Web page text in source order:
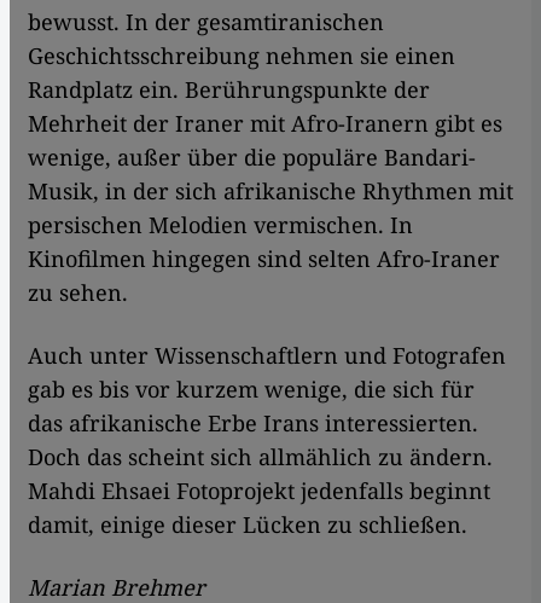
bewusst. In der gesamtiranischen
Geschichtsschreibung nehmen sie einen
Randplatz ein. Berührungspunkte der
Mehrheit der Iraner mit Afro-Iranern gibt es
wenige, außer über die populäre Bandari-
Musik, in der sich afrikanische Rhythmen mit
persischen Melodien vermischen. In
Kinofilmen hingegen sind selten Afro-Iraner
zu sehen.
Auch unter Wissenschaftlern und Fotografen
gab es bis vor kurzem wenige, die sich für
das afrikanische Erbe Irans interessierten.
Doch das scheint sich allmählich zu ändern.
Mahdi Ehsaei Fotoprojekt jedenfalls beginnt
damit, einige dieser Lücken zu schließen.
Marian Brehmer